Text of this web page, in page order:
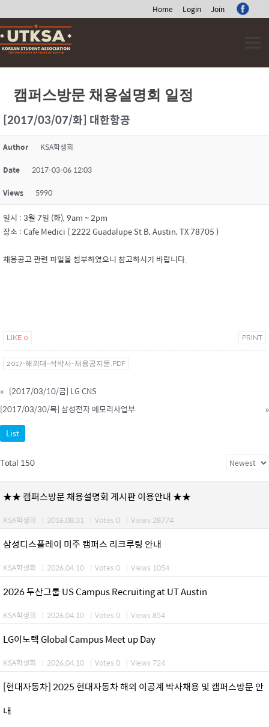
Home Login Join
Skip
to
content
캠퍼스방문 채용설명회 일정
[2017/03/07/화] 대한항공
Author KSA학생회
Date 2017-03-06 12:03
Views 5990
일시 : 3월 7일 (화), 9am ~ 2pm
장소 : Cafe Medici ( 2222 Guadalupe St B, Austin, TX 78705 )
채용공고 관련 파일을 첨부하였으니 참고하시기 바랍니다.
LIKE 0 PRINT
2017-해외대-석박사-채용공지문.PDF
« [2017/03/10/금] LG CNS
[2017/03/30/목] 삼성전자 메모리사업부
»
List
Total 150
★★ 캠퍼스방문 채용설명회 게시판 이용안내 ★★
KSA학생회 | 2016.08.31 | Votes 0 | Views 28774
삼성디스플레이 미주 캠퍼스 리크루팅 안내
KSA학생회 | 2026.04.10 | Votes 0 | Views 1054
2026 두산그룹 US Campus Recruiting at UT Austin
KSA학생회 | 2026.04.10 | Votes 0 | Views 854
LG이노텍 Global Campus Meet up Day
KSA학생회 | 2026.04.10 | Votes 0 | Views 724
[현대자동차] 2025 현대자동차 해외 이공계 박사채용 및 캠퍼스방문 안
내